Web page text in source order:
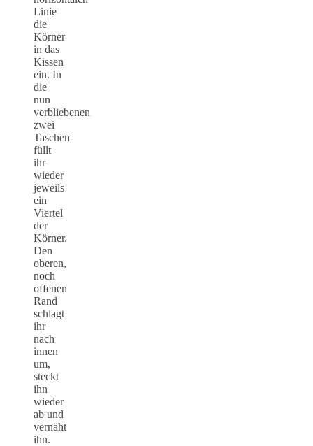
Linie
die
Körner
in das
Kissen
ein. In
die
nun
verbliebenen
zwei
Taschen
füllt
ihr
wieder
jeweils
ein
Viertel
der
Körner.
Den
oberen,
noch
offenen
Rand
schlagt
ihr
nach
innen
um,
steckt
ihn
wieder
ab und
vernäht
ihn.